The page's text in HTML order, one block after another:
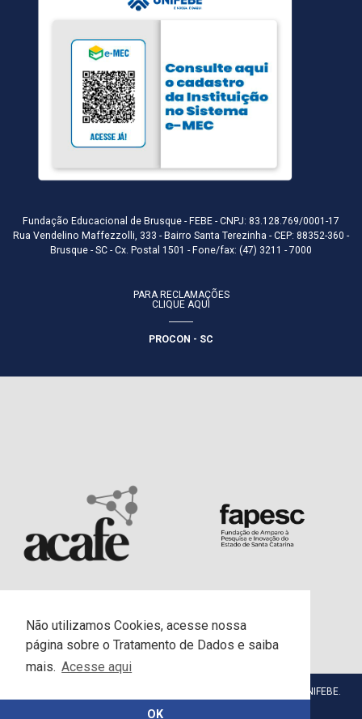
Não utilizamos Cookies, acesse nossa
página sobre o Tratamento de Dados e saiba
mais. Acesse aqui
OK
Fundação Educacional de Brusque - FEBE - CNPJ: 83.128.769/0001-17
Rua Vendelino Maffezzolli, 333 - Bairro Santa Terezinha - CEP: 88352-360 -
Brusque - SC - Cx. Postal 1501 - Fone/fax: (47) 3211 - 7000
PARA RECLAMAÇÕES
CLIQUE AQUI
PROCON - SC
© Centro Universitário da Fundação Educacional de Brusque - UNIFEBE.
Todos os direitos reservados.